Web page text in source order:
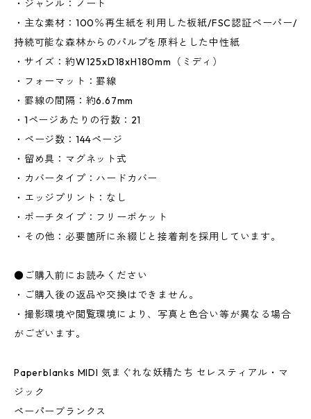
・ジャンル：ノート
・主な素材：100％再生紙を利用した板紙/FSC認証ペーパー/
持続可能な森林からのパルプを原料とした中性紙
・サイズ：約W125xD18xH180mm（ミディ）
・フォーマット：罫線
・罫線の間隔：約6.67mm
・1ページあたりの行数：21
・ページ数：144ページ
・留め具：マグネット式
・カバータイプ：ハードカバー
・エッジプリント：なし
・ポーチタイプ：フリーポケット
・その他：必要箇所に糸綴じと接着剤を採用しています。
●ご購入前にお読みください
・ご購入後の返品や交換はできません。
・撮影環境や閲覧環境により、写真と色合い等が異なる場合
がございます。
Paperblanks MIDI 気まぐれな妖精たち セレスティアル・マ
ジック
ペーパーブランクス